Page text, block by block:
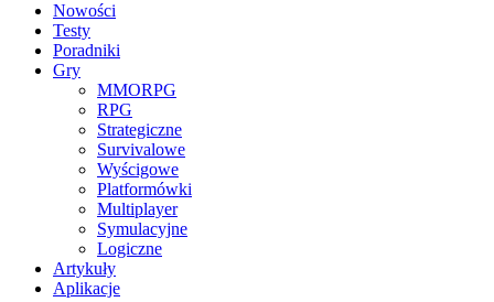
Nowości
Testy
Poradniki
Gry
MMORPG
RPG
Strategiczne
Survivalowe
Wyścigowe
Platformówki
Multiplayer
Symulacyjne
Logiczne
Artykuły
Aplikacje